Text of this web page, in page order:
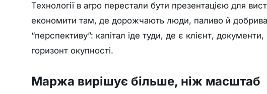
Технології в агро перестали бути презентацією для
економити там, де дорожчають люди, паливо й
“перспективу”: капітал іде туди, де є клієнт,
горизонт окупності.
Маржа вирішує більше, ніж масштаб